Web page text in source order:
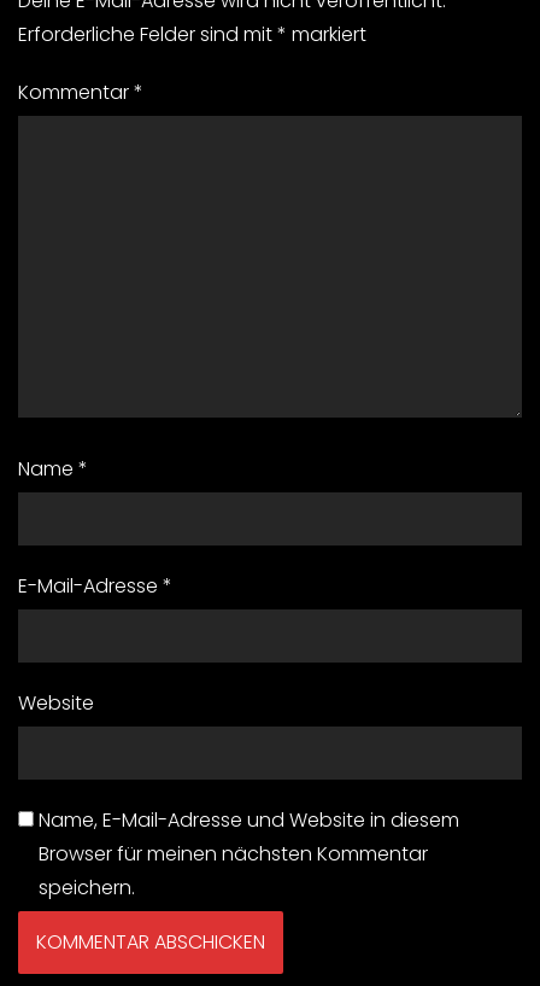
Erforderliche Felder sind mit* markiert
Kommentar*
Name *
E-Mail-Adresse *
Website
Name, E-Mail-Adresse und Website in diesem
Browser für meinen nächsten Kommentar
speichern.